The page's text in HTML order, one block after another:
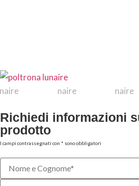
Richiedi informazioni
prodotto
I campi contrassegnati con * sono obbligatori